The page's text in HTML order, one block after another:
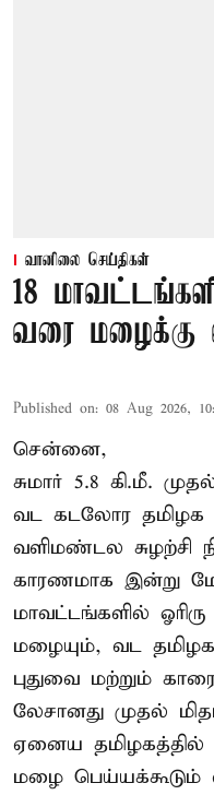
வானிலை செய்திகள்
18
வரை மழைக்கு
Published on: 08 Aug 2026,
சென்னை,
சுமார் 5.8 கி.மீ.
வட கடலோர தமிழக
வளிமண்டல சுழற்சி
காரணமாக இன்று
மாவட்டங்களில்
மழையும், வட
புதுவை மற்றும்
லேசானது முதல்
ஏனைய தமிழகத்தில்
மழை